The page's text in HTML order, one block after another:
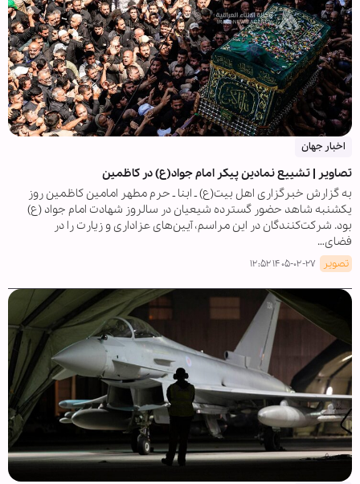
اخبار جهان
تصاویر | تشییع نمادین پیکر امام جواد(ع) در کاظمین
به گزارش خبرگزاری اهل بیت(ع) ـ ابنا ـ حرم مطهر امامین کاظمین روز
یکشنبه شاهد حضور گسترده شیعیان در سالروز شهادت امام جواد (ع)
بود. شرکت‌کنندگان در این مراسم، آیین‌های عزاداری و زیارت را در
فضای…
تصویر ۱۴۰۵-۰۲-۲۷ ۱۲:۵۲